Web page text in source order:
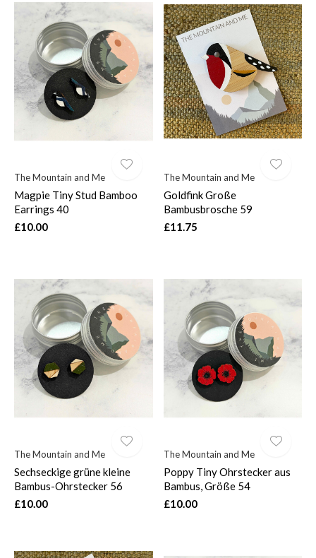
The Mountain and Me
Magpie Tiny Stud Bamboo
Earrings 40
£10.00
The Mountain and Me
Goldfink Große
Bambusbrosche 59
£11.75
The Mountain and Me
Sechseckige grüne kleine
Bambus-Ohrstecker 56
£10.00
The Mountain and Me
Poppy Tiny Ohrstecker aus
Bambus, Größe 54
£10.00